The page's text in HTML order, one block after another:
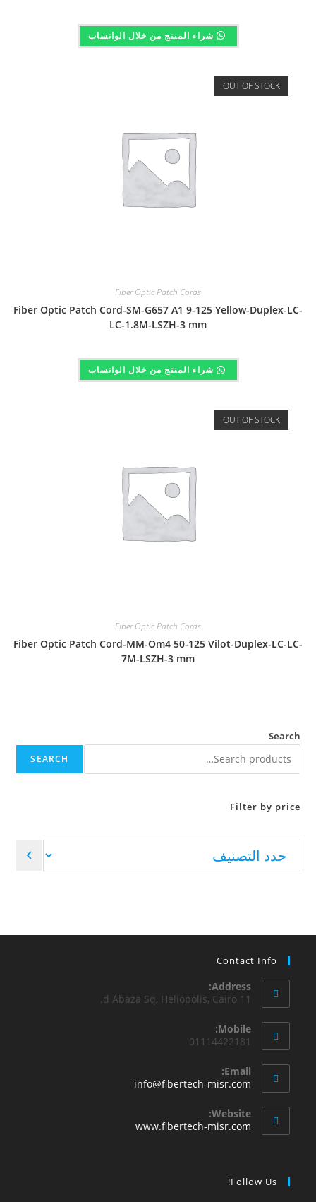
شراء المنتج من خلال الواتساب
OUT OF STOCK
Fiber Optic Patch Cords
Fiber Optic Patch Cord-SM-G657 A1 9-125 Yellow-Duplex-LC-
LC-1.8M-LSZH-3 mm
شراء المنتج من خلال الواتساب
OUT OF STOCK
Fiber Optic Patch Cords
Fiber Optic Patch Cord-MM-Om4 50-125 Vilot-Duplex-LC-LC-
7M-LSZH-3 mm
Search
SEARCH
Filter by price
Contact Info
Address:
11 d Abaza Sq, Heliopolis, Cairo.
Mobile:
01114422181
Email:
info@fibertech-misr.com
Website:
www.fibertech-misr.com
Follow Us!